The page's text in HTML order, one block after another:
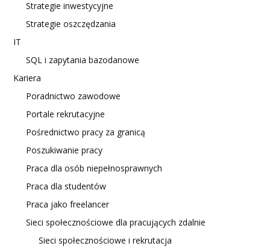
Strategie inwestycyjne
Strategie oszczędzania
IT
SQL i zapytania bazodanowe
Kariera
Poradnictwo zawodowe
Portale rekrutacyjne
Pośrednictwo pracy za granicą
Poszukiwanie pracy
Praca dla osób niepełnosprawnych
Praca dla studentów
Praca jako freelancer
Sieci społecznościowe dla pracujących zdalnie
Sieci społecznościowe i rekrutacja